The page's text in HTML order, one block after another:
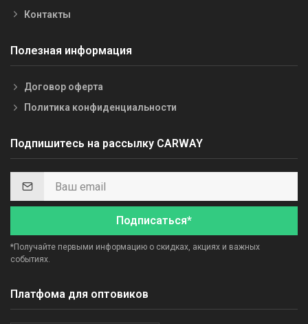
Контакты
Полезная информация
Договор оферта
Политика конфиденциальности
Подпишитесь на рассылку CARWAY
Подписаться*
*Получайте первыми информацию о скидках, акциях и важных
событиях.
Платфома для оптовиков